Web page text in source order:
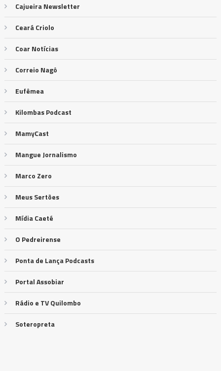
Cajueira Newsletter
Ceará Criolo
Coar Notícias
Correio Nagô
Eufêmea
Kilombas Podcast
MamyCast
Mangue Jornalismo
Marco Zero
Meus Sertões
Mídia Caeté
O Pedreirense
Ponta de Lança Podcasts
Portal Assobiar
Rádio e TV Quilombo
Soteropreta